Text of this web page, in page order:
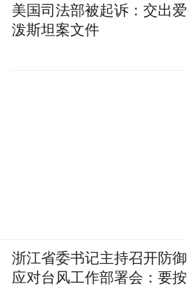
美国司法部被起诉：交出爱
泼斯坦案文件
浙江省委书记主持召开防御
应对台风工作部署会：要按